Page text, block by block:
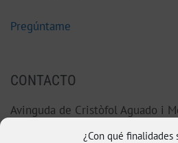
¿Con qué finalidades
Pregúntame
CONTACTO
Avinguda de Cristòfol Aguado i